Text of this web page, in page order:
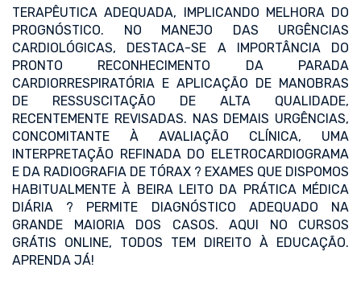
TERAPÊUTICA ADEQUADA, IMPLICANDO MELHORA DO
PROGNÓSTICO. NO MANEJO DAS URGÊNCIAS
CARDIOLÓGICAS, DESTACA-SE A IMPORTÂNCIA DO
PRONTO RECONHECIMENTO DA PARADA
CARDIORRESPIRATÓRIA E APLICAÇÃO DE MANOBRAS
DE RESSUSCITAÇÃO DE ALTA QUALIDADE,
RECENTEMENTE REVISADAS. NAS DEMAIS URGÊNCIAS,
CONCOMITANTE À AVALIAÇÃO CLÍNICA, UMA
INTERPRETAÇÃO REFINADA DO ELETROCARDIOGRAMA
E DA RADIOGRAFIA DE TÓRAX ? EXAMES QUE DISPOMOS
HABITUALMENTE À BEIRA LEITO DA PRÁTICA MÉDICA
DIÁRIA ? PERMITE DIAGNÓSTICO ADEQUADO NA
GRANDE MAIORIA DOS CASOS. AQUI NO CURSOS
GRÁTIS ONLINE, TODOS TEM DIREITO À EDUCAÇÃO.
APRENDA JÁ!